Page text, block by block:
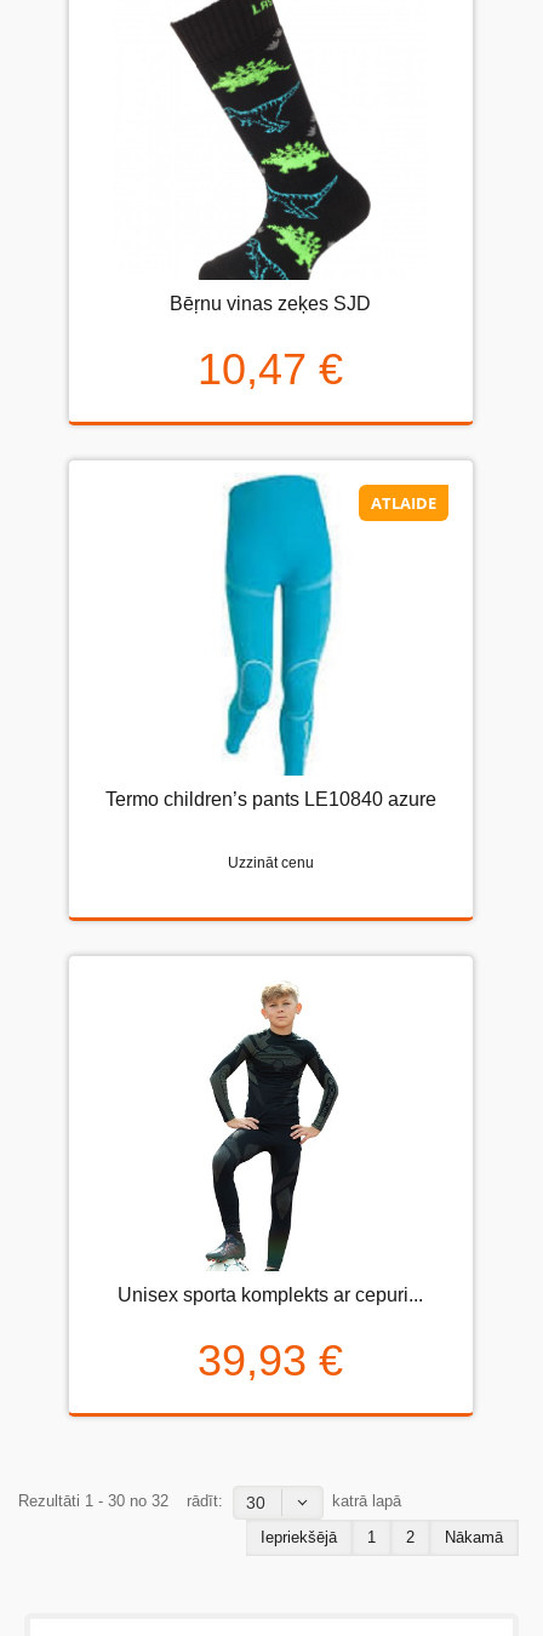
Bēŗnu vinas zeķes SJD
10,47 €
ATLAIDE
Termo children’s pants LE10840 azure
Uzzināt cenu
Unisex sporta komplekts ar cepuri...
39,93 €
Rezultāti 1 - 30 no 32 rādīt: 30
katrā lapā
Iepriekšējā
1 2 Nākamā